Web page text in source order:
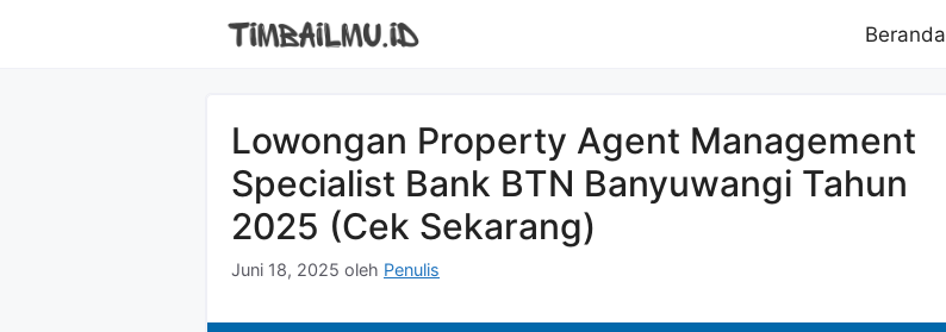
Beranda
Lowongan Property Agent Management
Specialist Bank BTN Banyuwangi Tahun
2025 (Cek Sekarang)
Juni 18, 2025 oleh Penulis